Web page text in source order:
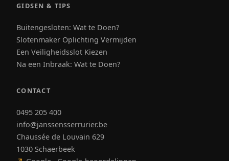
GIDSEN & TIPS
Buitengesloten: Wat te Doen?
Slotenmaker Oplichting Vermijden
Een Veiligheidsslot Kiezen
Na een Inbraak: Wat te Doen?
CONTACT
0495 205 400
info@janssensserrurier.be
Chaussée de Louvain 629
1030 Schaerbeek